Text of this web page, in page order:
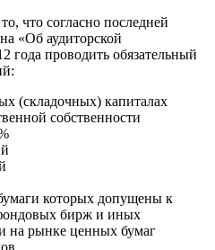
что согласно последней
«Об аудиторской
года проводить обязательный
(складочных) капиталах
собственности
которых допущены к
бирж и иных
на рынке ценных бумаг